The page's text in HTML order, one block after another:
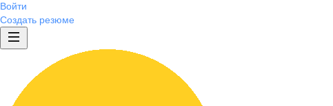
Войти
Создать резюме